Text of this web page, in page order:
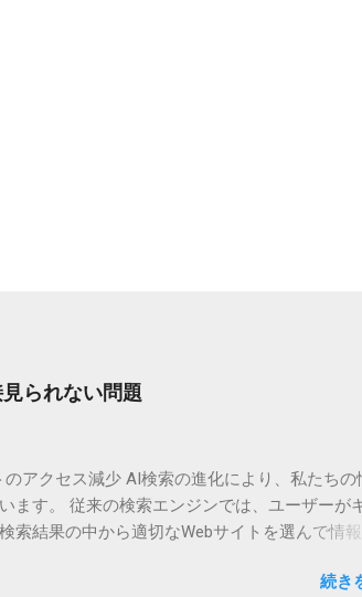
られない問題
アクセス減少 AI検索の進化により、私たちの
ます。 従来の検索エンジンでは、ユーザーが
索結果の中から適切なWebサイトを選んで情
少しつつあります。 そもそも店舗検索では続き